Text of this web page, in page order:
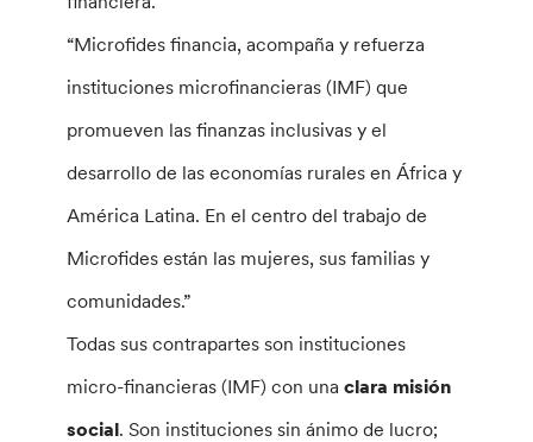
“Microfides financia, acompaña y refuerza
instituciones microfinancieras (IMF) que
promueven las finanzas inclusivas y el
desarrollo de las economías rurales en África y
América Latina. En el centro del trabajo de
Microfides están las mujeres, sus familias y
comunidades.”
Todas sus contrapartes son instituciones
micro-financieras (IMF) con una clara misión
social. Son instituciones sin ánimo de lucro;